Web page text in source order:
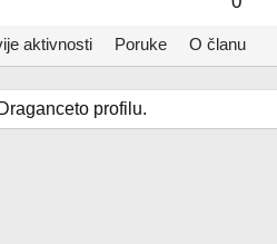
aktivnosti Poruke O članu
profilu.